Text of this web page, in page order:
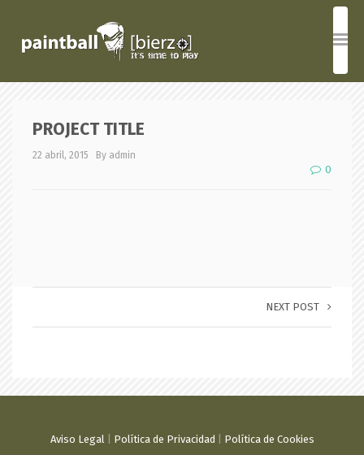
PROJECT TITLE
22 abril, 2015 By admin
0
NEXT POST
Aviso Legal Política de Privacidad
Política de Cookies